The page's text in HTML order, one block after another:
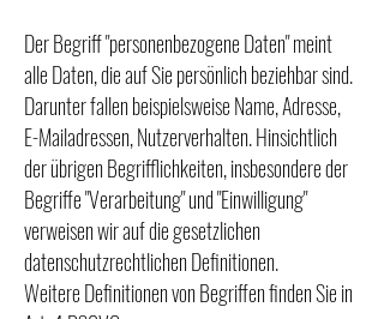
Der Begriff "personenbezogene Daten" meint
alle Daten, die auf Sie persönlich beziehbar sind.
Darunter fallen beispielsweise Name, Adresse,
E-Mailadressen, Nutzerverhalten. Hinsichtlich
der übrigen Begrifflichkeiten, insbesondere der
Begriffe "Verarbeitung" und "Einwilligung"
verweisen wir auf die gesetzlichen
datenschutzrechtlichen Definitionen.
Weitere Definitionen von Begriffen finden Sie in